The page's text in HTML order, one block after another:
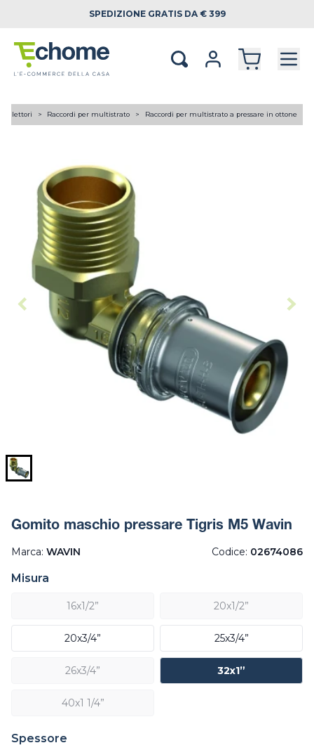
SPEDIZIONE GRATIS DA € 399
collettori Raccordi per multistrato Raccordi per multistrato a pressare in ottone
Gomito maschio pressare Tigris M5 Wavin
Marca: WAVIN Codice: 02674086
Misura
16x1/2” 20x1/2”
20x3/4” 25x3/4”
26x3/4” 32x1”
40x1 1/4”
Spessore